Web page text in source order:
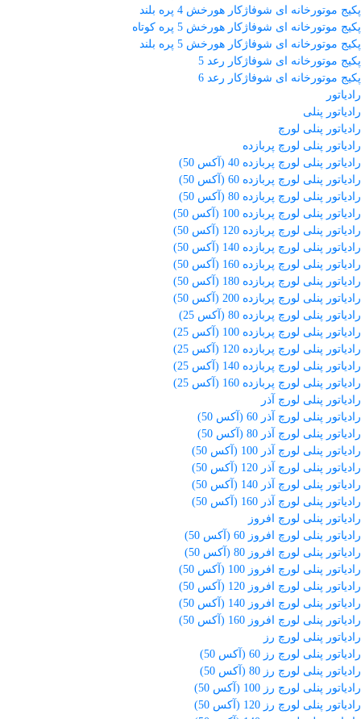
پکیج موتورخانه ای شوفاژکار هورخش 4 پره بلند
پکیج موتورخانه ای شوفاژکار هورخش 5 پره کوتاه
پکیج موتورخانه ای شوفاژکار هورخش 5 پره بلند
پکیج موتورخانه ای شوفاژکار رعد 5
پکیج موتورخانه ای شوفاژکار رعد 6
رادیاتور
رادیاتور پنلی
رادیاتور پنلی لورچ
رادیاتور پنلی لورچ پربازده
رادیاتور پنلی لورچ پربازده 40 (آکس 50)
رادیاتور پنلی لورچ پربازده 60 (آکس 50)
رادیاتور پنلی لورچ پربازده 80 (آکس 50)
رادیاتور پنلی لورچ پربازده 100 (آکس 50)
رادیاتور پنلی لورچ پربازده 120 (آکس 50)
رادیاتور پنلی لورچ پربازده 140 (آکس 50)
رادیاتور پنلی لورچ پربازده 160 (آکس 50)
رادیاتور پنلی لورچ پربازده 180 (آکس 50)
رادیاتور پنلی لورچ پربازده 200 (آکس 50)
رادیاتور پنلی لورچ پربازده 80 (آکس 25)
رادیاتور پنلی لورچ پربازده 100 (آکس 25)
رادیاتور پنلی لورچ پربازده 120 (آکس 25)
رادیاتور پنلی لورچ پربازده 140 (آکس 25)
رادیاتور پنلی لورچ پربازده 160 (آکس 25)
رادیاتور پنلی لورچ آذر
رادیاتور پنلی لورچ آذر 60 (آکس 50)
رادیاتور پنلی لورچ آذر 80 (آکس 50)
رادیاتور پنلی لورچ آذر 100 (آکس 50)
رادیاتور پنلی لورچ آذر 120 (آکس 50)
رادیاتور پنلی لورچ آذر 140 (آکس 50)
رادیاتور پنلی لورچ آذر 160 (آکس 50)
رادیاتور پنلی لورچ افروز
رادیاتور پنلی لورچ افروز 60 (آکس 50)
رادیاتور پنلی لورچ افروز 80 (آکس 50)
رادیاتور پنلی لورچ افروز 100 (آکس 50)
رادیاتور پنلی لورچ افروز 120 (آکس 50)
رادیاتور پنلی لورچ افروز 140 (آکس 50)
رادیاتور پنلی لورچ افروز 160 (آکس 50)
رادیاتور پنلی لورچ رز
رادیاتور پنلی لورچ رز 60 (آکس 50)
رادیاتور پنلی لورچ رز 80 (آکس 50)
رادیاتور پنلی لورچ رز 100 (آکس 50)
رادیاتور پنلی لورچ رز 120 (آکس 50)